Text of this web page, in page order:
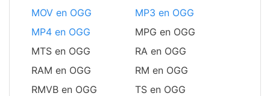
MOV en OGG
MP3 en OGG
MP4 en OGG
MPG en OGG
MTS en OGG
RA en OGG
RAM en OGG
RM en OGG
RMVB en OGG
TS en OGG